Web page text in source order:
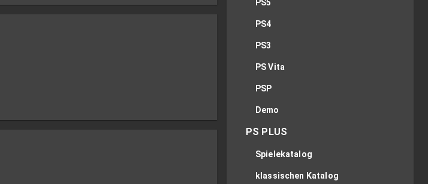
PS5
PS4
PS3
PS Vita
PSP
Demo
PS PLUS
Spielekatalog
klassischen Katalog